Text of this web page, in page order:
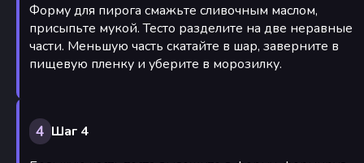
Форму для пирога смажьте сливочным маслом,
присыпьте мукой. Тесто разделите на две неравные
части. Меньшую часть скатайте в шар, заверните в
пищевую пленку и уберите в морозилку.
4 Шаг 4